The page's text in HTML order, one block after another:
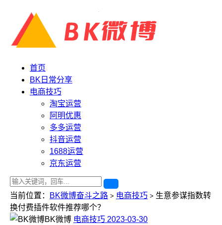
首页
BK日常分享
电商技巧
淘宝运营
阿明优惠
多多运营
抖音运营
1688运营
京东运营
当前位置： BK微博奋斗之路 > 电商技巧 > 生意参谋指数转
换付费插件软件推荐哪个？
BK微博 电商技巧 2023-03-30